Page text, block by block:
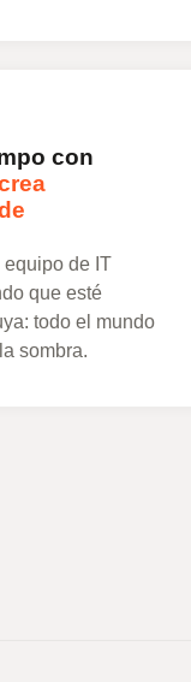
con
de IT
que esté
todo el mundo
sombra.